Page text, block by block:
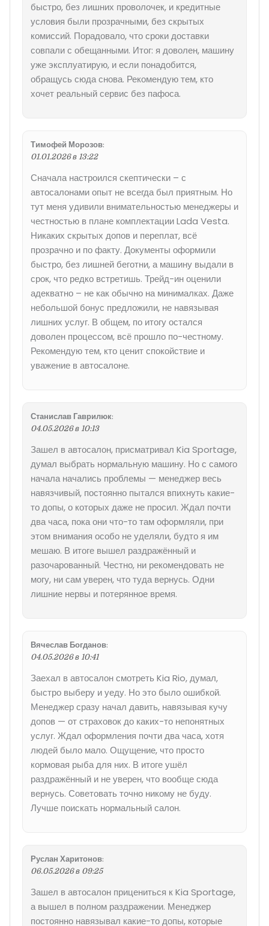
быстро, без лишних проволочек, и кредитные
условия были прозрачными, без скрытых
комиссий. Порадовало, что сроки доставки
совпали с обещанными. Итог: я доволен, машину
уже эксплуатирую, и если понадобится,
обращусь сюда снова. Рекомендую тем, кто
хочет реальный сервис без пафоса.
Тимофей Морозов:
01.01.2026 в 13:22
Сначала настроился скептически – с
автосалонами опыт не всегда был приятным. Но
тут меня удивили внимательностью менеджеры и
честностью в плане комплектации Lada Vesta.
Никаких скрытых допов и переплат, всё
прозрачно и по факту. Документы оформили
быстро, без лишней беготни, а машину выдали в
срок, что редко встретишь. Трейд-ин оценили
адекватно – не как обычно на минималках. Даже
небольшой бонус предложили, не навязывая
лишних услуг. В общем, по итогу остался
доволен процессом, всё прошло по-честному.
Рекомендую тем, кто ценит спокойствие и
уважение в автосалоне.
Станислав Гаврилюк:
04.05.2026 в 10:13
Зашел в автосалон, присматривал Kia Sportage,
думал выбрать нормальную машину. Но с самого
начала начались проблемы — менеджер весь
навязчивый, постоянно пытался впихнуть какие-
то допы, о которых даже не просил. Ждал почти
два часа, пока они что-то там оформляли, при
этом внимания особо не уделяли, будто я им
мешаю. В итоге вышел раздражённый и
разочарованный. Честно, ни рекомендовать не
могу, ни сам уверен, что туда вернусь. Одни
лишние нервы и потерянное время.
Вячеслав Богданов:
04.05.2026 в 10:41
Заехал в автосалон смотреть Kia Rio, думал,
быстро выберу и уеду. Но это было ошибкой.
Менеджер сразу начал давить, навязывая кучу
допов — от страховок до каких-то непонятных
услуг. Ждал оформления почти два часа, хотя
людей было мало. Ощущение, что просто
кормовая рыба для них. В итоге ушёл
раздражённый и не уверен, что вообще сюда
вернусь. Советовать точно никому не буду.
Лучше поискать нормальный салон.
Руслан Харитонов:
06.05.2026 в 09:25
Зашел в автосалон прицениться к Kia Sportage,
а вышел в полном раздражении. Менеджер
постоянно навязывал какие-то допы, которые